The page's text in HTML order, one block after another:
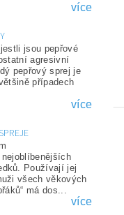
více
jsou pepřové
agresivní
pepřový sprej je
případech
více
Používají jej
všech věkových
má dos...
více